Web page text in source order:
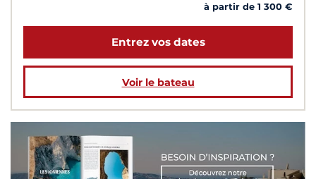
à partir de 1 300 €
Entrez vos dates
Voir le bateau